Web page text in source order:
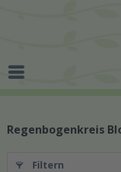
Regenbogenkreis
Filtern